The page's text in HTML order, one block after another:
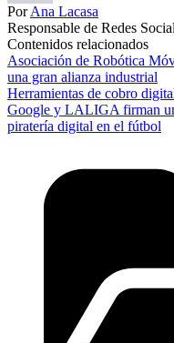
PorAna Lacasa
Responsable de Redes
Contenidos relacionados
Asociación de Robótica
una gran alianza industrial
Herramientas de cobro
Google y LALIGA firman
piratería digital en el fútbol